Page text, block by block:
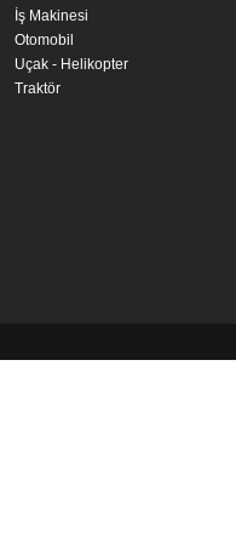
İş Makinesi
Otomobil
Uçak - Helikopter
Traktör